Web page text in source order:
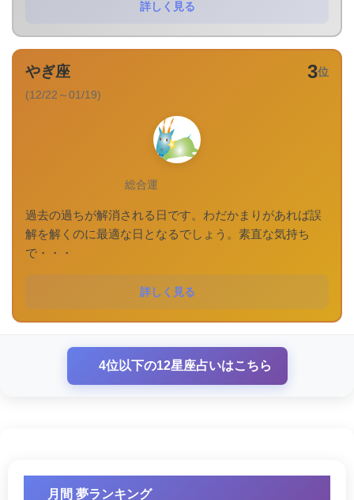
詳しく見る
3位
やぎ座
(12/22～01/19)
総合運
過去の過ちが解消される日です。わだかまりがあれば誤
解を解くのに最適な日となるでしょう。素直な気持ち
で・・・
詳しく見る
4位以下の12星座占いはこちら
月間 夢ランキング